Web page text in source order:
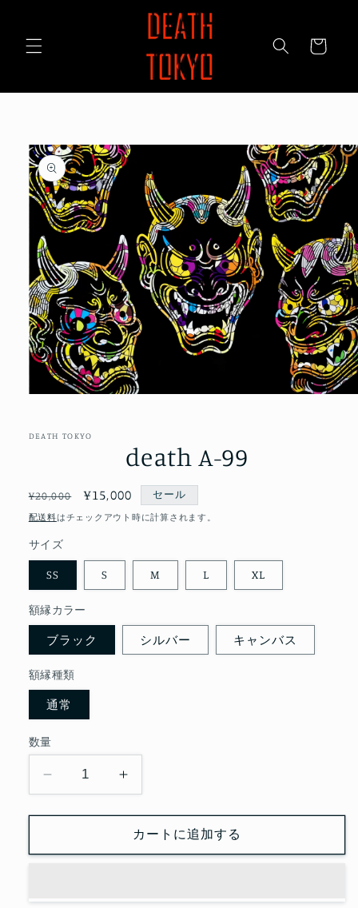
ー
商品情
報にス
キップ
ィ
ア
を
DEATH TOKYO
death A-99
通
常
格
¥20,000
セ
ー
¥15,000 セール
配送料はチェックアウト時に計算されます。
サイズ
SS S M L XL
額縁カラー
ブラック シルバー キャンバス
額縁種類
通常
数量
death
A-
99
数
を
death
A-
99
の
数
を
カートに追加する